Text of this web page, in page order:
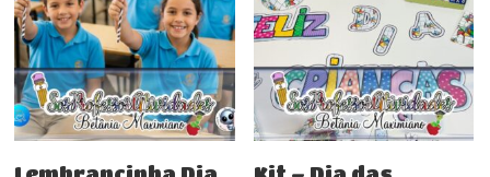
Comprar Comprar